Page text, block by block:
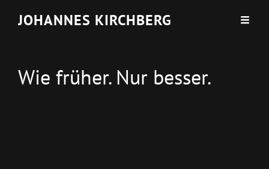
JOHANNES KIRCHBERG
Wie früher. Nur besser.